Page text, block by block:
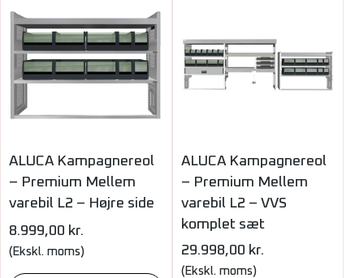
ALUCA Kampagnereol
– Premium Mellem
varebil L2 – Højre side
8.999,00 kr.
(Ekskl. moms)
ALUCA Kampagnereol
– Premium Mellem
varebil L2 – VVS
komplet sæt
29.998,00 kr.
(Ekskl. moms)